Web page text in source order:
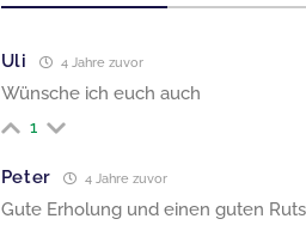
Uli 4 Jahre zuvor
Wünsche ich euch auch
1
Peter 4 Jahre zuvor
Gute Erholung und einen guten